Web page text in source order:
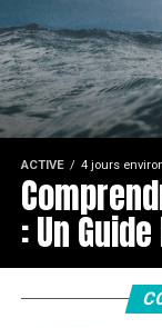
ACTIVE 4 jours
: Un